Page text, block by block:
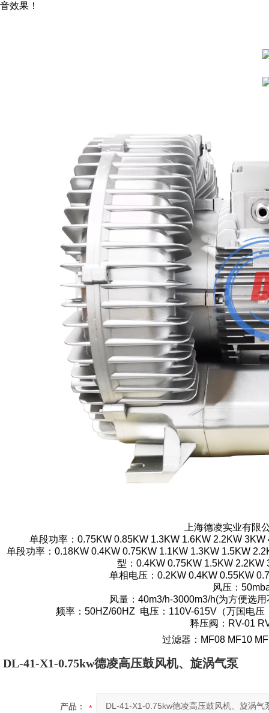
音效果！
上海德凌实业有限
单段功率：0.75KW 0.85KW 1.3KW 1.6KW 2.2KW
单段功率：0.18KW 0.4KW 0.75KW 1.1KW 1.3KW 1.5KW
型：0.4KW 0.75KW 1.5KW
单相电压：0.2KW 0.4KW 0.55KW
风压：
风量：40m3/h-3000m3/h(为方便选
频率：50HZ/60HZ 电压：110V-615V（万国电
释压阀：RV-01
过滤器：MF08 MF10
DL-41-X1-0.75kw德凌高压鼓风机、旋涡气泵
产品：